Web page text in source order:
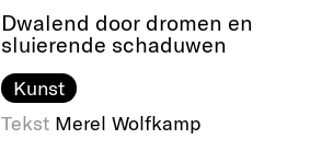
Dwalend door dromen en
sluierende schaduwen
Kunst
Tekst Merel Wolfkamp